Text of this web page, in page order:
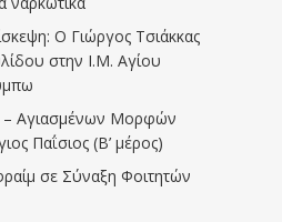
Ο Γιώργος Τσιάκκας
στην Ι.Μ. Αγίου
– Αγιασμένων Μορφών
Παΐσιος (Β’ μέρος)
σε Σύναξη Φοιτητών